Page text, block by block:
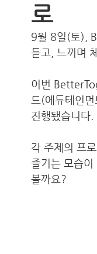
#문화로벽을허물다
로
9월 8일(토),
듣고, 느끼며
이번
드(에듀테인
진행됐습니다.
각 주제의 프
즐기는 모습
볼까요?